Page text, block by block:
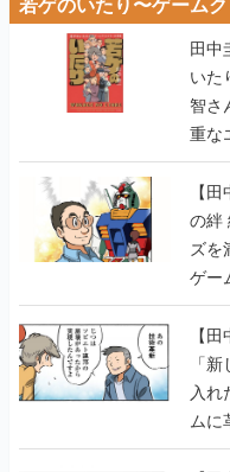
田中
いた
智さ
重な
【
の絆
ズを
ゲー
【若
【
「
入
ム
のい